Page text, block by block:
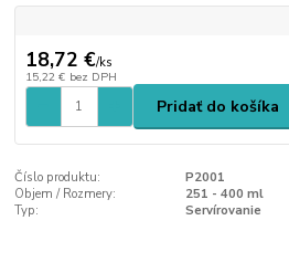
18,72 €/ks
15,22 € bez DPH
Pridať do košíka
Číslo produktu:
P2001
Objem / Rozmery:
251 - 400 ml
Typ:
Servírovanie